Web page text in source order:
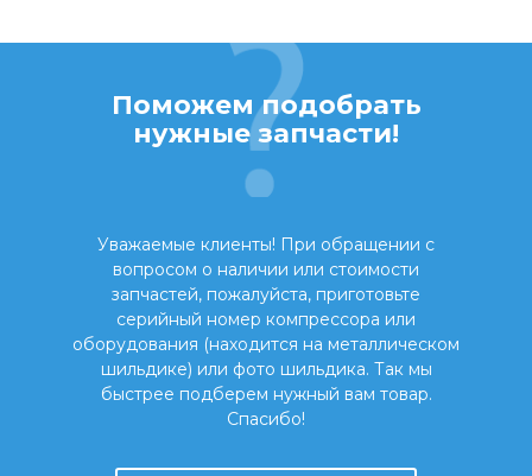
Поможем подобрать
нужные запчасти!
Уважаемые клиенты! При обращении с
вопросом о наличии или стоимости
запчастей, пожалуйста, приготовьте
серийный номер компрессора или
оборудования (находится на металлическом
шильдике) или фото шильдика. Так мы
быстрее подберем нужный вам товар.
Спасибо!